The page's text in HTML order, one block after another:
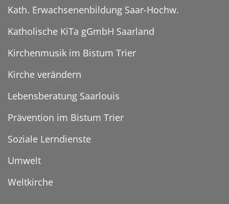
Kath. Erwachsenenbildung Saar-Hochw.
Katholische KiTa gGmbH Saarland
Kirchenmusik im Bistum Trier
Kirche verändern
Lebensberatung Saarlouis
Prävention im Bistum Trier
Soziale Lerndienste
Umwelt
Weltkirche